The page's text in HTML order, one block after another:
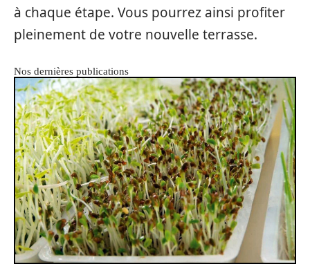
à chaque étape. Vous pourrez ainsi profiter
pleinement de votre nouvelle terrasse.
Nos dernières publications